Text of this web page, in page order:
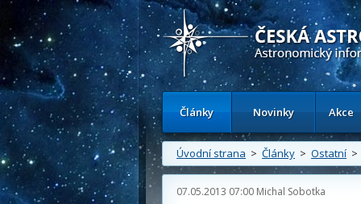
Česká astronomická společnost -
Články Novinky Akce
Úvodní strana > Články > Ostatní >
07.05.2013 07:00 Michal Sobotka